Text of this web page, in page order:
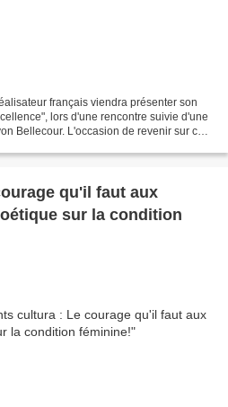
français viendra présenter son
lors d'une rencontre suivie d'une
Bellecour. L'occasion de revenir sur ce